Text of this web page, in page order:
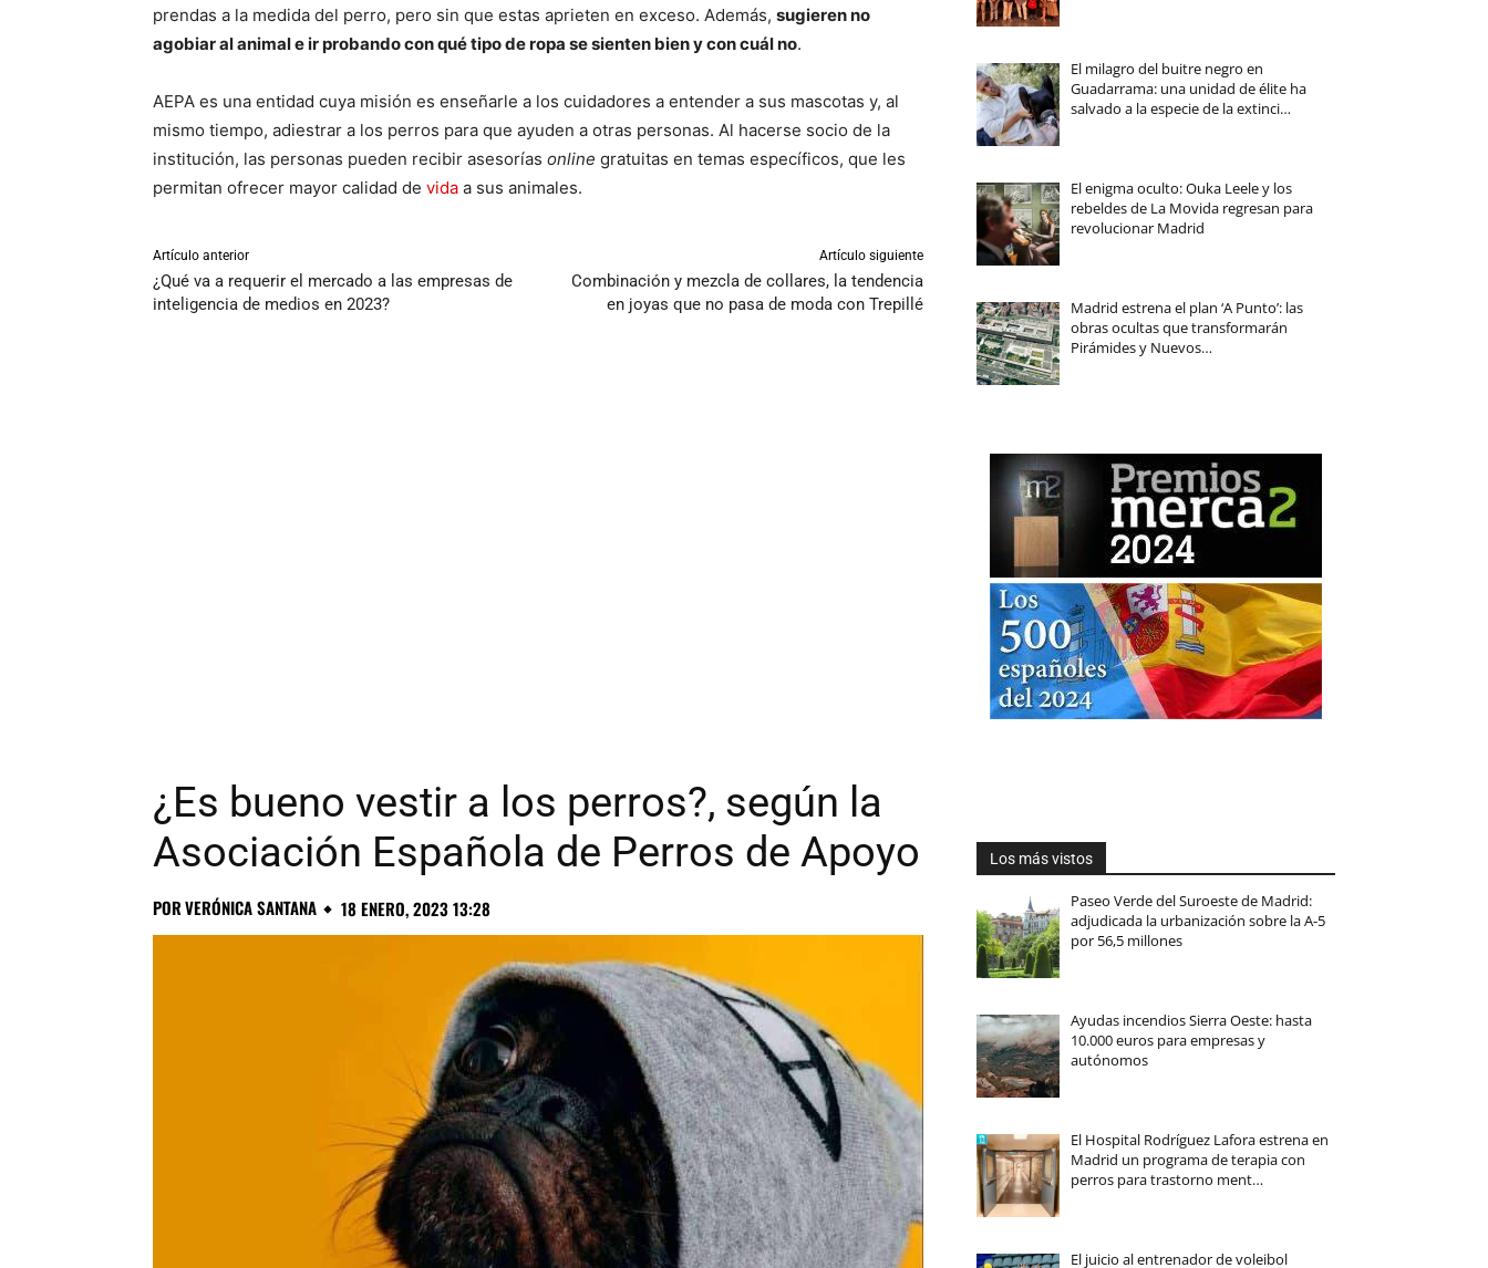
prendas a la medida del perro, pero sin que estas aprieten en exceso. Además, sugieren no
agobiar al animal e ir probando con qué tipo de ropa se sienten bien y con cuál no.
AEPA es una entidad cuya misión es enseñarle a los cuidadores a entender a sus mascotas y, al
mismo tiempo, adiestrar a los perros para que ayuden a otras personas. Al hacerse socio de la
institución, las personas pueden recibir asesorías online gratuitas en temas específicos, que les
permitan ofrecer mayor calidad de vida a sus animales.
Artículo anterior
¿Qué va a requerir el mercado a las empresas de
inteligencia de medios en 2023?
Artículo siguiente
Combinación y mezcla de collares, la tendencia
en joyas que no pasa de moda con Trepillé
El milagro del buitre negro en
Guadarrama: una unidad de élite ha
salvado a la especie de la extinci…
El enigma oculto: Ouka Leele y los
rebeldes de La Movida regresan para
revolucionar Madrid
Madrid estrena el plan ‘A Punto’: las
obras ocultas que transformarán
Pirámides y Nuevos…
¿Es bueno vestir a los perros?, según la
Asociación Española de Perros de Apoyo
PORVERÓNICA SANTANA 18 ENERO, 2023 13:28
Los más vistos
Paseo Verde del Suroeste de Madrid:
adjudicada la urbanización sobre la A-5
por 56,5 millones
Ayudas incendios Sierra Oeste: hasta
10.000 euros para empresas y
autónomos
El Hospital Rodríguez Lafora estrena en
Madrid un programa de terapia con
perros para trastorno ment…
El juicio al entrenador de voleibol